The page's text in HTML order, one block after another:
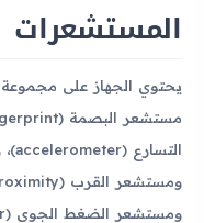
المستشعرات
يحتوي الجهاز على